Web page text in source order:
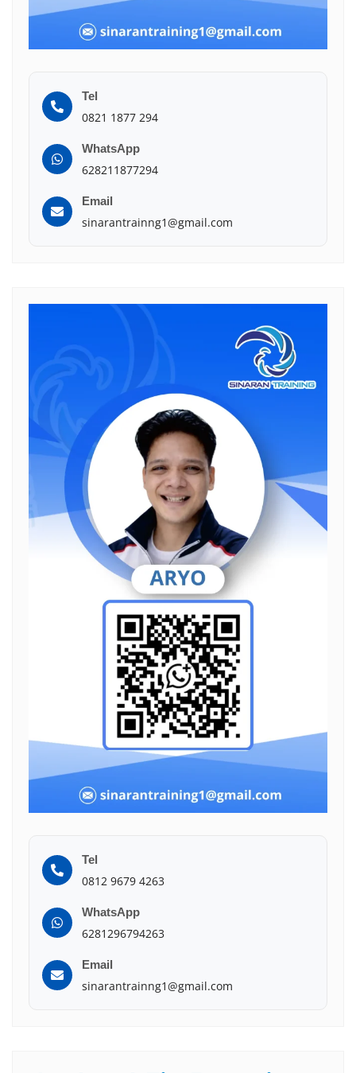
Tel
0821 1877 294
WhatsApp
628211877294
Email
sinarantrainng1@gmail.com
Tel
0812 9679 4263
WhatsApp
6281296794263
Email
sinarantrainng1@gmail.com